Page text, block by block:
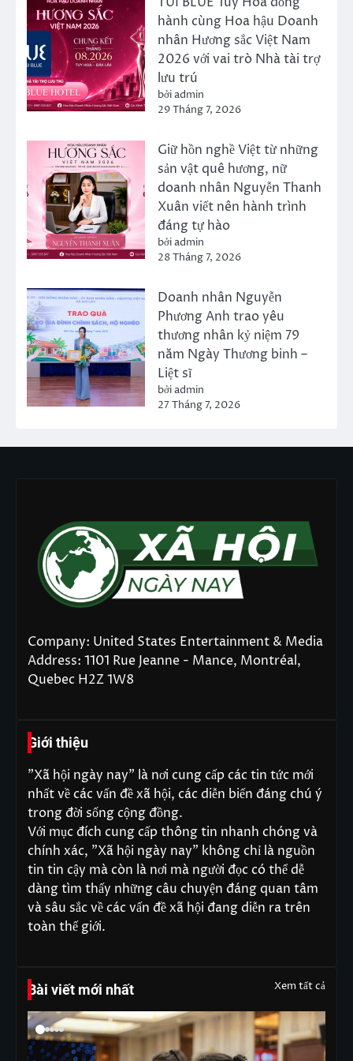
hành cùng Hoa hậu Doanh
nhân Hương sắc Việt Nam
2026 với vai trò Nhà tài trợ
lưu trú
bởi admin
29 Tháng 7, 2026
Giữ hồn nghề Việt từ những
sản vật quê hương, nữ
doanh nhân Nguyễn Thanh
Xuân viết nên hành trình
đáng tự hào
bởi admin
28 Tháng 7, 2026
Doanh nhân Nguyễn
Phương Anh trao yêu
thương nhân kỷ niệm 79
năm Ngày Thương binh –
Liệt sĩ
bởi admin
27 Tháng 7, 2026
Company: United States Entertainment & Media
Address: 1101 Rue Jeanne - Mance, Montréal,
Quebec H2Z 1W8
Giới thiệu
"Xã hội ngày nay" là nơi cung cấp các tin tức mới
nhất về các vấn đề xã hội, các diễn biến đáng chú ý
trong đời sống cộng đồng.
Với mục đích cung cấp thông tin nhanh chóng và
chính xác, "Xã hội ngày nay" không chỉ là nguồn
tin tin cậy mà còn là nơi mà người đọc có thể dễ
dàng tìm thấy những câu chuyện đáng quan tâm
và sâu sắc về các vấn đề xã hội đang diễn ra trên
toàn thế giới.
Bài viết mới nhất Xem tất cả